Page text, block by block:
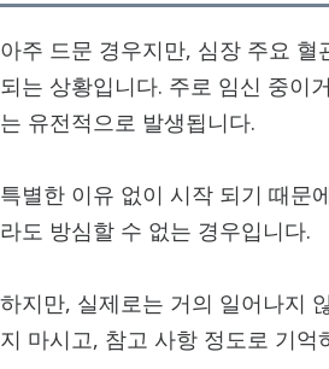
아주 드문 경우지만, 심장 주요 혈
되는 상황입니다. 주로 임신 중이
는 유전적으로 발생됩니다.
특별한 이유 없이 시작 되기 때문
라도 방심할 수 없는 경우입니다.
하지만, 실제로는 거의 일어나지
지 마시고, 참고 사항 정도로 기억